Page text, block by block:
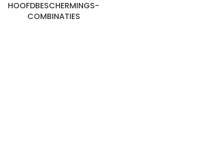
HOOFDBESCHERMINGS-
COMBINATIES